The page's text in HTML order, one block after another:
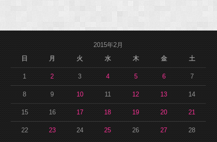
2015年2月
日
月 火 水 木 金 土
1 2 3 4 5 6 7
8 9 10 11 12 13 14
15 16 17 18 19 20 21
22 23 24 25 26 27 28